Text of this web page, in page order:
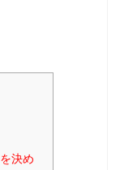
決め